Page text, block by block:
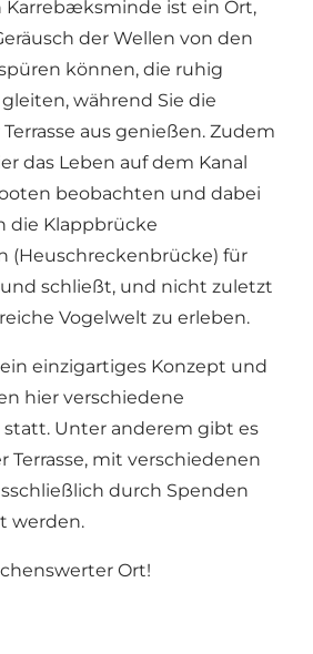
Karrebæksminde ist ein Ort,
der Wellen von den
können, die ruhig
während Sie die
aus genießen. Zudem
das Leben auf dem Kanal
beobachten und dabei
die Klappbrücke
(Heuschreckenbrücke) für
schließt, und nicht zuletzt
Vogelwelt zu erleben.
einzigartiges Konzept und
hier verschiedene
Unter anderem gibt es
Terrasse, mit verschiedenen
durch Spenden
werden.
Ort!